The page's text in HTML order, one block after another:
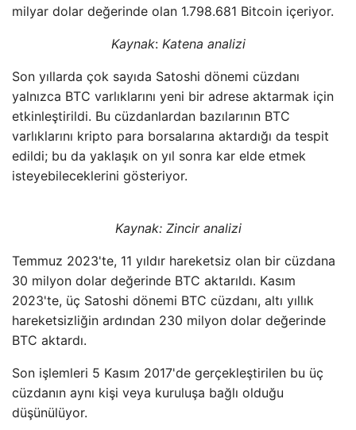
milyar dolar değerinde olan 1.798.681 Bitcoin içeriyor.
Kaynak: Katena analizi
Son yıllarda çok sayıda Satoshi dönemi cüzdanı
yalnızca BTC varlıklarını yeni bir adrese aktarmak için
etkinleştirildi. Bu cüzdanlardan bazılarının BTC
varlıklarını kripto para borsalarına aktardığı da tespit
edildi; bu da yaklaşık on yıl sonra kar elde etmek
isteyebileceklerini gösteriyor.
Kaynak: Zincir analizi
Temmuz 2023'te, 11 yıldır hareketsiz olan bir cüzdana
30 milyon dolar değerinde BTC aktarıldı. Kasım
2023'te, üç Satoshi dönemi BTC cüzdanı, altı yıllık
hareketsizliğin ardından 230 milyon dolar değerinde
BTC aktardı.
Son işlemleri 5 Kasım 2017'de gerçekleştirilen bu üç
cüzdanın aynı kişi veya kuruluşa bağlı olduğu
düşünülüyor.